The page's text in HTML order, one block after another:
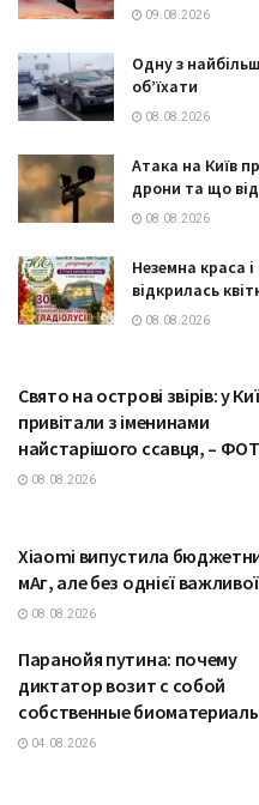
09.08.2026
Одну з
об’їхати
08.08.2026
Атака на Київ
дрони та що
08.08.2026
Неземна краса
відкрилась
08.08.2026
Свято на острові звірів: у
привітали з іменинами
найстарішого ссавця, –
08.08.2026
Xiaomi випустила
мАг, але без однієї
08.08.2026
Паранойя путина: почему
диктатор возит с собой
собственные
04.08.2026